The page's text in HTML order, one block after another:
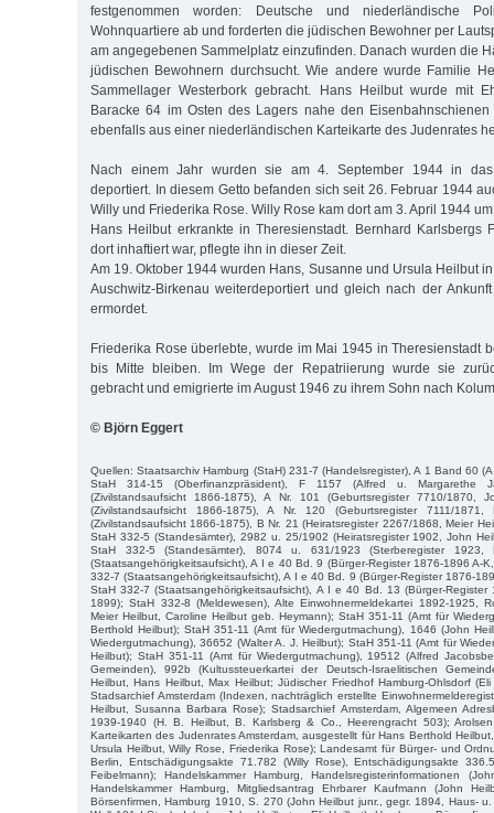
festgenommen worden: Deutsche und niederländische
Wohnquartiere ab und forderten die jüdischen Bewohner per
am angegebenen Sammelplatz einzufinden. Danach wurden die
jüdischen Bewohnern durchsucht. Wie andere wurde Familie
Sammellager Westerbork gebracht. Hans Heilbut wurde mit
Baracke 64 im Osten des Lagers nahe den
ebenfalls aus einer niederländischen Karteikarte des Judenrates
Nach einem Jahr wurden sie am 4. September 1944 in das
deportiert. In diesem Getto befanden sich seit 26. Februar 1944
Willy und Friederika Rose. Willy Rose kam dort am 3. April 1944
Hans Heilbut erkrankte in Theresienstadt. Bernhard Karlsbergs
dort inhaftiert war, pflegte ihn in dieser Zeit.
Am 19. Oktober 1944 wurden Hans, Susanne und Ursula Heilbut
Auschwitz-Birkenau weiterdeportiert und gleich nach der
ermordet.
Friederika Rose überlebte, wurde im Mai 1945 in Theresienstadt
bis Mitte bleiben. Im Wege der Repatriierung wurde sie
gebracht und emigrierte im August 1946 zu ihrem Sohn nach
© Björn Eggert
Quellen: Staatsarchiv Hamburg (StaH) 231-7 (Handelsregister), A 1 Band 60
StaH 314-15 (Oberfinanzpräsident), F 1157 (Alfred u. Margarethe
(Zivilstandsaufsicht 1866-1875), A Nr. 101 (Geburtsregister 7710/1870,
(Zivilstandsaufsicht 1866-1875), A Nr. 120 (Geburtsregister 7111/
(Zivilstandsaufsicht 1866-1875), B Nr. 21 (Heiratsregister 2267/1868, Meier
StaH 332-5 (Standesämter), 2982 u. 25/1902 (Heiratsregister 1902, John
StaH 332-5 (Standesämter), 8074 u. 631/1923 (Sterberegister
(Staatsangehörigkeitsaufsicht), A I e 40 Bd. 9 (Bürger-Register 1876-1896 A-
332-7 (Staatsangehörigkeitsaufsicht), A I e 40 Bd. 9 (Bürger-Register 1876-
StaH 332-7 (Staatsangehörigkeitsaufsicht), A I e 40 Bd. 13 (Bürger-Register
1899); StaH 332-8 (Meldewesen), Alte Einwohnermeldekartei 1892-1925,
Meier Heilbut, Caroline Heilbut geb. Heymann); StaH 351-11 (Amt für
Berthold Heilbut); StaH 351-11 (Amt für Wiedergutmachung), 1646 (John
Wiedergutmachung), 36652 (Walter A. J. Heilbut); StaH 351-11 (Amt für
Heilbut); StaH 351-11 (Amt für Wiedergutmachung), 19512 (Alfred
Gemeinden), 992b (Kultussteuerkartei der Deutsch-Israelitischen
Heilbut, Hans Heilbut, Max Heilbut; Jüdischer Friedhof Hamburg-Ohlsdorf
Stadsarchief Amsterdam (Indexen, nachträglich erstellte
Heilbut, Susanna Barbara Rose); Stadsarchief Amsterdam, Algemeen
1939-1940 (H. B. Heilbut, B. Karlsberg & Co., Heerengracht 503); Arolsen
Karteikarten des Judenrates Amsterdam, ausgestellt für Hans Berthold
Ursula Heilbut, Willy Rose, Friederika Rose); Landesamt für Bürger- und
Berlin, Entschädigungsakte 71.782 (Willy Rose), Entschädigungsakte
Feibelmann); Handelskammer Hamburg, Handelsregisterinformationen
Handelskammer Hamburg, Mitgliedsantrag Ehrbarer Kaufmann (John
Börsenfirmen, Hamburg 1910, S. 270 (John Heilbut junr., gegr. 1894, Haus-